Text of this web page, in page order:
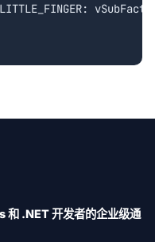
.NET 开发者的企业级通